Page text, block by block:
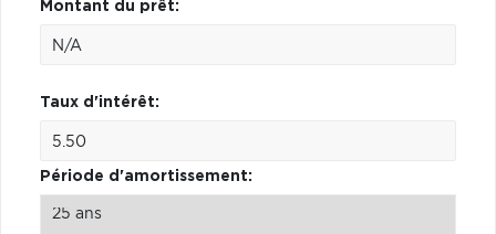
Montant du prêt:
Taux d'intérêt:
Période d'amortissement: